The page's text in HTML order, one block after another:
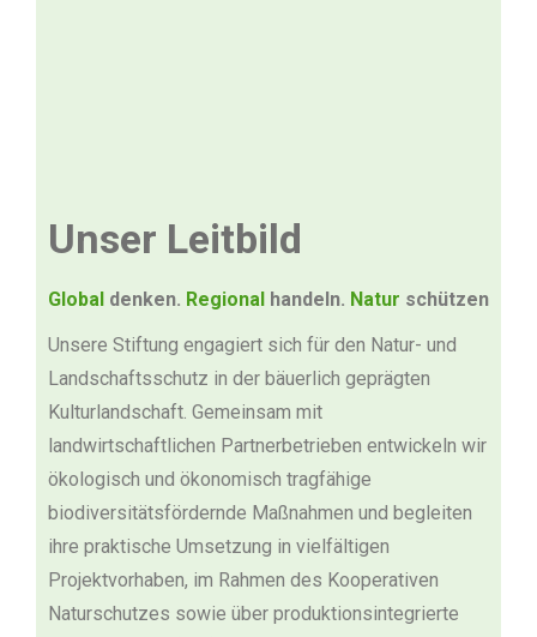
Unser Leitbild
Global denken. Regional handeln. Natur schützen
Unsere Stiftung engagiert sich für den Natur- und
Landschaftsschutz in der bäuerlich geprägten
Kulturlandschaft. Gemeinsam mit
landwirtschaftlichen Partnerbetrieben entwickeln wir
ökologisch und ökonomisch tragfähige
biodiversitätsfördernde Maßnahmen und begleiten
ihre praktische Umsetzung in vielfältigen
Projektvorhaben, im Rahmen des Kooperativen
Naturschutzes sowie über produktionsintegrierte